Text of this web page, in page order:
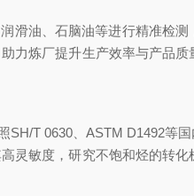
油、石脑油等进行精准检
力炼厂提升生产效率与产品
T 0630、ASTM D1492等
灵敏度，研究不饱和烃的转